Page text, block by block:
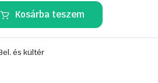
Kosárba teszem
és kültér